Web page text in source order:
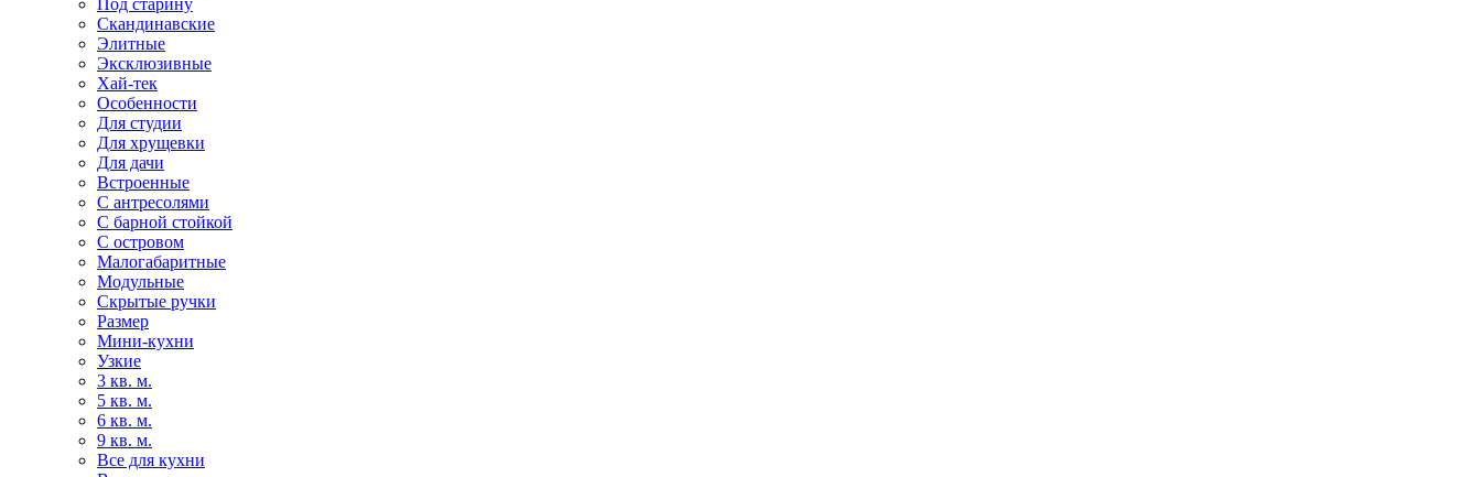
Скандинавские
Элитные
Эксклюзивные
Хай-тек
Особенности
Для студии
Для хрущевки
Для дачи
Встроенные
С антресолями
С барной стойкой
С островом
Малогабаритные
Модульные
Скрытые ручки
Размер
Мини-кухни
Узкие
3 кв. м.
5 кв. м.
6 кв. м.
9 кв. м.
Все для кухни